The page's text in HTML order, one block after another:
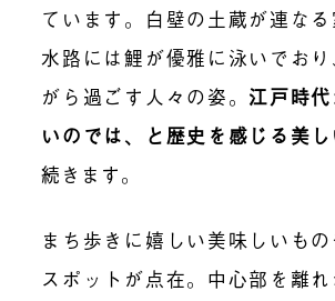
ています。白壁の土蔵が連な
水路には鯉が優雅に泳いでお
がら過ごす人々の姿。 江戸時
いのでは、と歴史を感じる美
続きます。
まち歩きに嬉しい美味しいも
スポットが点在。中心部を離